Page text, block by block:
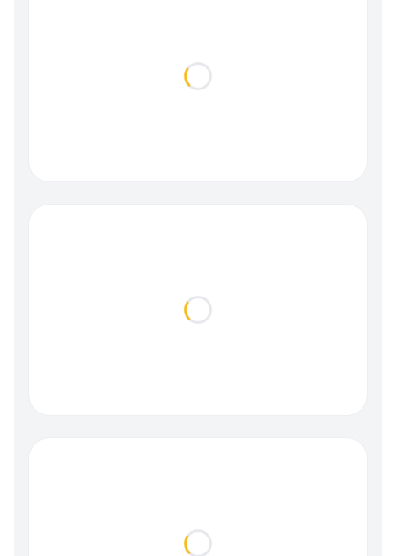
Loading...
Loading...